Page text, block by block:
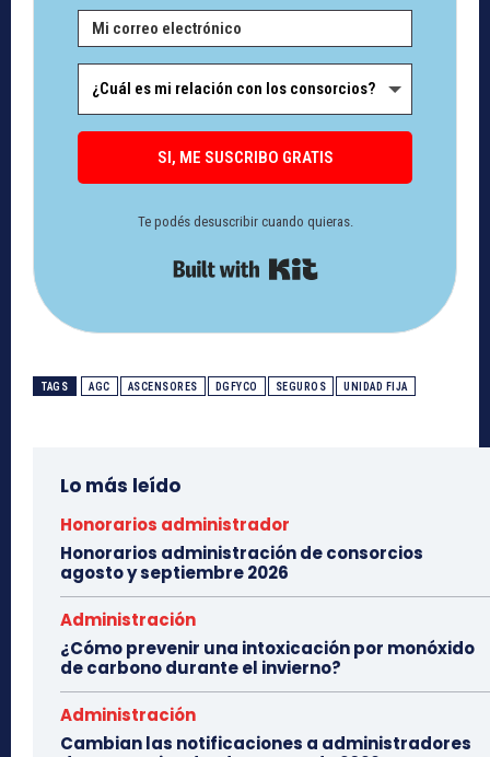
SI, ME SUSCRIBO GRATIS
Te podés desuscribir cuando quieras.
TAGS AGC ASCENSORES DGFYCO SEGUROS UNIDAD FIJA
Lo más leído
Honorarios administrador
Honorarios administración de consorcios
agosto y septiembre 2026
Administración
¿Cómo prevenir una intoxicación por monóxido
de carbono durante el invierno?
Administración
Cambian las notificaciones a administradores